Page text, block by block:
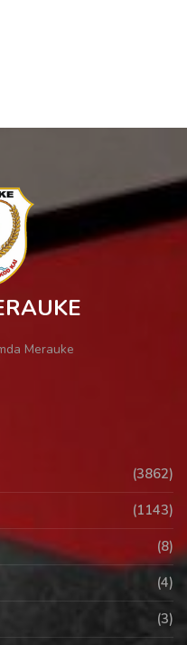
Merauke
(3862)
(1143)
(8)
(4)
(3)